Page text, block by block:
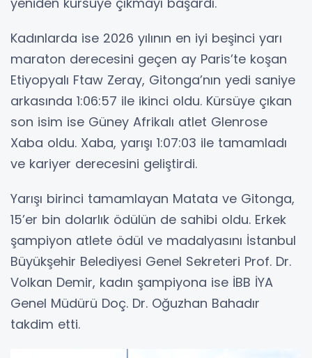
Kadınlarda ise 2026 yılının en iyi beşinci yarı
maraton derecesini geçen ay Paris’te koşan
Etiyopyalı Ftaw Zeray, Gitonga’nın yedi saniye
arkasında 1:06:57 ile ikinci oldu. Kürsüye çıkan
son isim ise Güney Afrikalı atlet Glenrose
Xaba oldu. Xaba, yarışı 1:07:03 ile tamamladı
ve kariyer derecesini geliştirdi.
Yarışı birinci tamamlayan Matata ve Gitonga,
15’er bin dolarlık ödülün de sahibi oldu. Erkek
şampiyon atlete ödül ve madalyasını İstanbul
Büyükşehir Belediyesi Genel Sekreteri Prof. Dr.
Volkan Demir, kadın şampiyona ise İBB İYA
Genel Müdürü Doç. Dr. Oğuzhan Bahadır
takdim etti.